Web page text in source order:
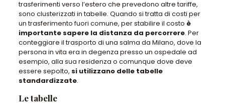
trasferimenti verso l’estero che prevedono altre tariffe,
sono clusterizzati in tabelle. Quando si tratta di costi per
un trasferimento fuori comune, per stabilire il costo è
importante sapere la distanza da percorrere. Per
conteggiare il trasporto di una salma da Milano, dove la
persona in vita era in degenza presso un ospedale ad
esempio, alla sua residenza o comunque dove deve
essere sepolto, si utilizzano delle tabelle
standardizzate.
Le tabelle